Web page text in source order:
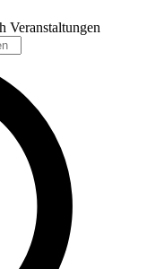
Veranstaltungen